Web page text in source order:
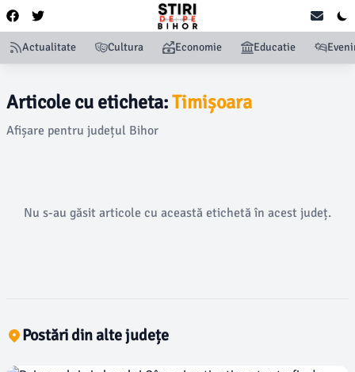
Actualitate Cultura Economie Educatie
Articole cu eticheta:Timișoara
Afișare pentru județul Bihor
Nu s-au găsit articole cu această etichetă în acest județ.
Postări din alte județe